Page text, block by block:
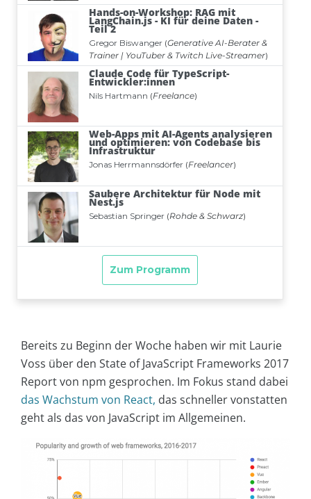
Bereits zu Beginn der Woche haben wir mit Laurie
Voss über den State of JavaScript Frameworks 2017
Report von npm gesprochen. Im Fokus stand dabei
das Wachstum von React, das schneller vonstatten
geht als das von JavaScript im Allgemeinen.